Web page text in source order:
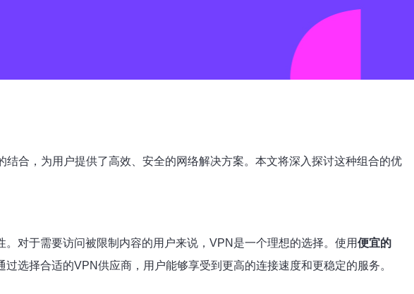
结合，为用户提供了高效、安全的网络解决方案。本文将深入探讨这种组合的优
对于需要访问被限制内容的用户来说，VPN是一个理想的选择。使用便宜的
选择合适的VPN供应商，用户能够享受到更高的连接速度和更稳定的服务。